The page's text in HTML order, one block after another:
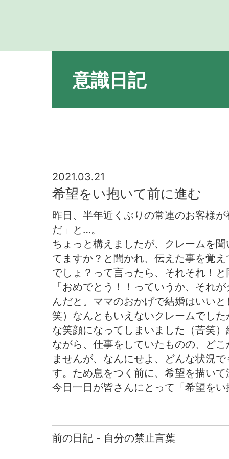
意識日記
2021.03.21
希望をい抱いて前に進む
昨日、半年近くぶりの常連のお客様
だ」と…。
ちょっと構えましたが、クレームを
てますか？と聞かれ、伝えた事を覚
でしょ？って言ったら、それそれ！
「おめでとう！！っていうか、それ
んだと。ママのおかげで結婚はいい
笑）なんともいえないクレームでし
な笑顔になってしまいました（苦笑
ながら、仕事をしていたものの、ど
ませんが、なんにせよ、どんな状況
す。ため息をつく前に、希望を描い
今日一日が皆さんにとって「希望を
前の日記 - 自分の禁止言葉